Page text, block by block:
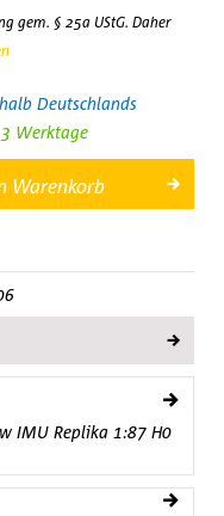
gem. § 25a UStG. Daher
Deutschlands
Werktage
Warenkorb
IMU Replika 1:87 H0